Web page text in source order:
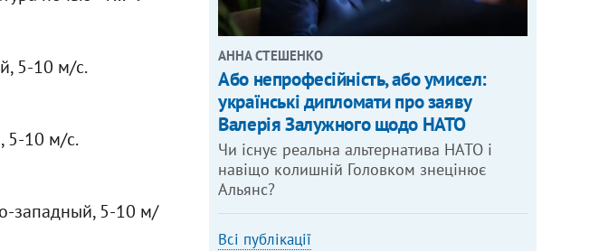
5-10 м/с.
5-10 м/с.
западный, 5-10 м/
АННА СТЕШЕНКО
Або непрофесійність, або умисел:
українські дипломати про заяву
Валерія Залужного щодо НАТО
Чи існує реальна альтернатива НАТО і
навіщо колишній Головком знецінює
Альянс?
Всі публікації